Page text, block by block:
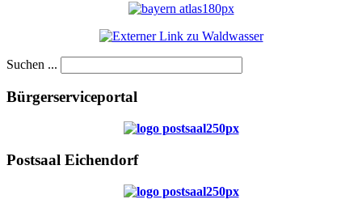
Suchen ...
Bürgerserviceportal
Postsaal Eichendorf